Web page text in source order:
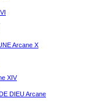
Arcane X
XIV
DIEU Arcane